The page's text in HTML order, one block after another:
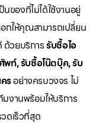
ของที่ไม่ได้ใช้งานอยู่
อกให้คุณสามารถเปลี่ยน
ด้วยบริการรับซื้อไอ
พท์, รับซื้อโน๊ตบุ๊ค, รับ
รอย่างครบวงจร ไม่
มงานพร้อมให้บริการ
ดเร็วที่สุด